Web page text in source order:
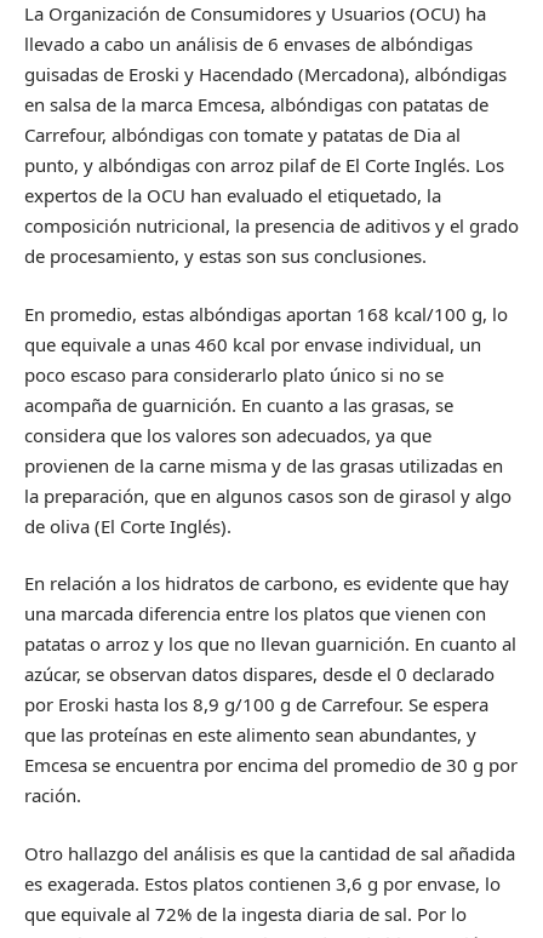
La Organización de Consumidores y Usuarios (OCU) ha
llevado a cabo un análisis de 6 envases de albóndigas
guisadas de Eroski y Hacendado (Mercadona), albóndigas
en salsa de la marca Emcesa, albóndigas con patatas de
Carrefour, albóndigas con tomate y patatas de Dia al
punto, y albóndigas con arroz pilaf de El Corte Inglés. Los
expertos de la OCU han evaluado el etiquetado, la
composición nutricional, la presencia de aditivos y el grado
de procesamiento, y estas son sus conclusiones.
En promedio, estas albóndigas aportan 168 kcal/100 g, lo
que equivale a unas 460 kcal por envase individual, un
poco escaso para considerarlo plato único si no se
acompaña de guarnición. En cuanto a las grasas, se
considera que los valores son adecuados, ya que
provienen de la carne misma y de las grasas utilizadas en
la preparación, que en algunos casos son de girasol y algo
de oliva (El Corte Inglés).
En relación a los hidratos de carbono, es evidente que hay
una marcada diferencia entre los platos que vienen con
patatas o arroz y los que no llevan guarnición. En cuanto al
azúcar, se observan datos dispares, desde el 0 declarado
por Eroski hasta los 8,9 g/100 g de Carrefour. Se espera
que las proteínas en este alimento sean abundantes, y
Emcesa se encuentra por encima del promedio de 30 g por
ración.
Otro hallazgo del análisis es que la cantidad de sal añadida
es exagerada. Estos platos contienen 3,6 g por envase, lo
que equivale al 72% de la ingesta diaria de sal. Por lo